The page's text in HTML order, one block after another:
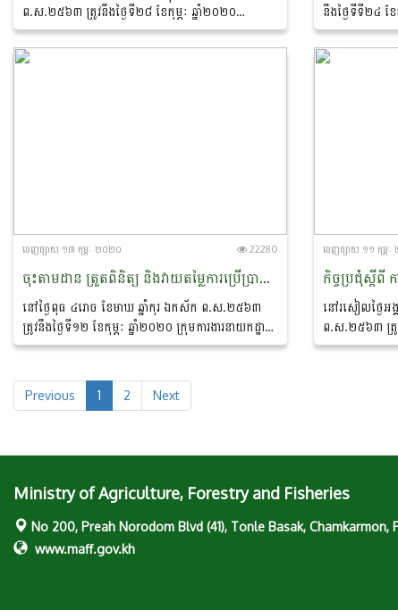
ព.ស.២៥៦៣ ត្រូវនឹងថ្ងៃទី២៨ ខែកុម្ភៈ ឆ្នាំ២០២០
នៅសាលប្រជុំផ្ការមៀត អគ្គារផ្ការំដួល នៃទីស្តីការក្រសួង
កសិកម្ម រុក្ខាប្រមាញ់...
នឹងថ្ងៃទីទី២៤ ខ
នាទី ព្រឹក នៅសា
មានកិច្ចប្រជុំពិភា
ចេញ​ផ្សាយ​ ១៣ កុម្ភៈ ២០២០ 22280
ចុះតាមដាន ត្រួតពិនិត្យ និងវាយតម្លៃការប្រើប្រាស់ប្រព័ន្ធគ្រប់គ្រងធនធានមនុស្សតាមប្រព័ន្ធព័ត៌មានវិទ្យានៅមន្ទីរកសិកម្ម រុក្ខាប្រមាញ់ និងនេសាទខេត្តប៉ៃលិន
នៅថ្ងៃពុធ ៤រោច ខែមាឃ ឆ្នាំកុរ ឯកស័ក ព.ស.២៥៦៣
ត្រូវនឹងថ្ងៃទី១២ ខែកុម្ភៈ ឆ្នាំ២០២០ ក្រុមការងារនាយកដ្ឋាន
បុគ្គលិកនិងអភិវឌ្ឍន៍ធនធានមនុស្ស បានចុះតាមដាន ត្រួត
មនុស្សតាមប្រព័ន្ធព័ត៌មានវិទ្យានៅមន្ទីរកសិកម្ម...
ចេញ​ផ្សាយ​ ១១ កុម្ភ
នៅរសៀលថ្ងៃអង្
ព.ស.២៥៦៣ ត្រូវ
នៅសាលប្រជុំផ្កា
Previous 1 2 Next
Ministry of Agriculture, Forestry and Fisheries
No 200, Preah Norodom Blvd (41), Tonle Basak, Chamkarmon,
www.maff.gov.kh